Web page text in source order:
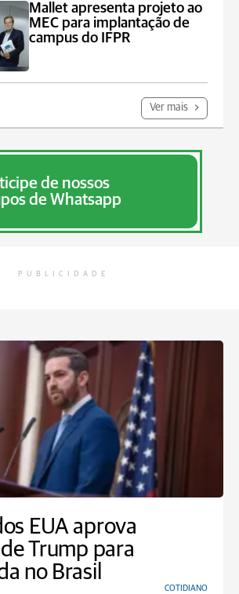
Mallet apresenta projeto ao
MEC para implantação de
campus do IFPR
Ver mais
de nossos
de Whatsapp
PUBLICIDADE
EUA aprova
Trump para
no Brasil
COTIDIANO